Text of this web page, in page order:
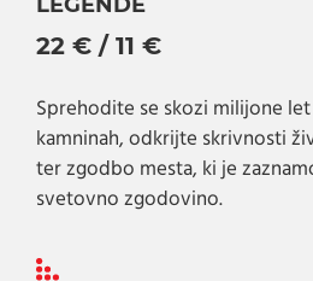
22 € / 11 €
Sprehodite se skozi milijone let
kamninah, odkrijte skrivnosti
ter zgodbo mesta, ki je
svetovno zgodovino.